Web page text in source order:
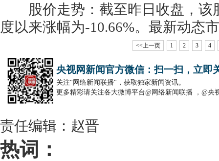
股价走势：截至昨日收盘，该
度以来涨幅为-10.66%。最新动态
<<上一页 1 2 3 4
央视网新闻官方微信：扫一扫，立即
关注"网络新闻联播"，获取独家新闻资讯。
更多精彩请关注各大微博平台@网络新闻联播 ，@央
责任编辑：赵晋
热词：